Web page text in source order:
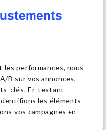
les performances, nous
B sur vos annonces,
clés. En testant
les éléments
vos campagnes en